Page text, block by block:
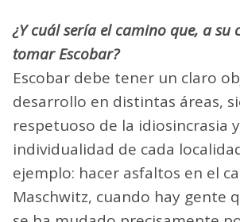
¿Y cuál sería el camino que, a
tomar Escobar?
Escobar debe tener un claro
desarrollo en distintas áreas,
respetuoso de la idiosincrasia
individualidad de cada
ejemplo: hacer asfaltos en el
Maschwitz, cuando hay gente